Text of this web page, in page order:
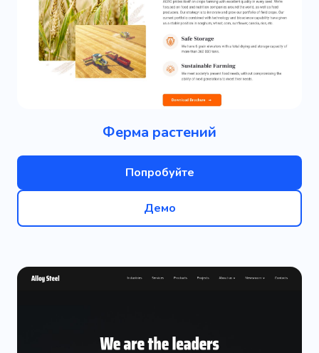
Ферма растений
Попробуйте
Демо